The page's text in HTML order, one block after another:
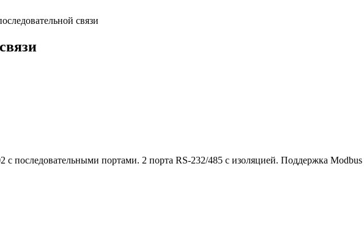
связи
портами. 2 порта RS-232/485 с изоляцией. Поддержка Modbus